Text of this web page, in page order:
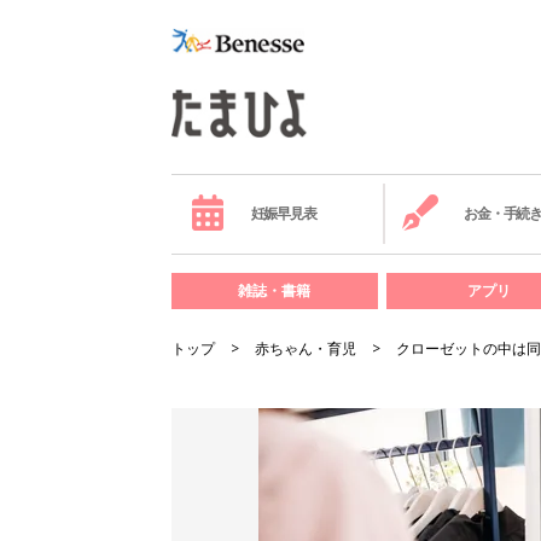
妊娠早見表 お金・手続き
雑誌・書籍 アプリ
トップ 赤ちゃん・育児 クローゼットの中は